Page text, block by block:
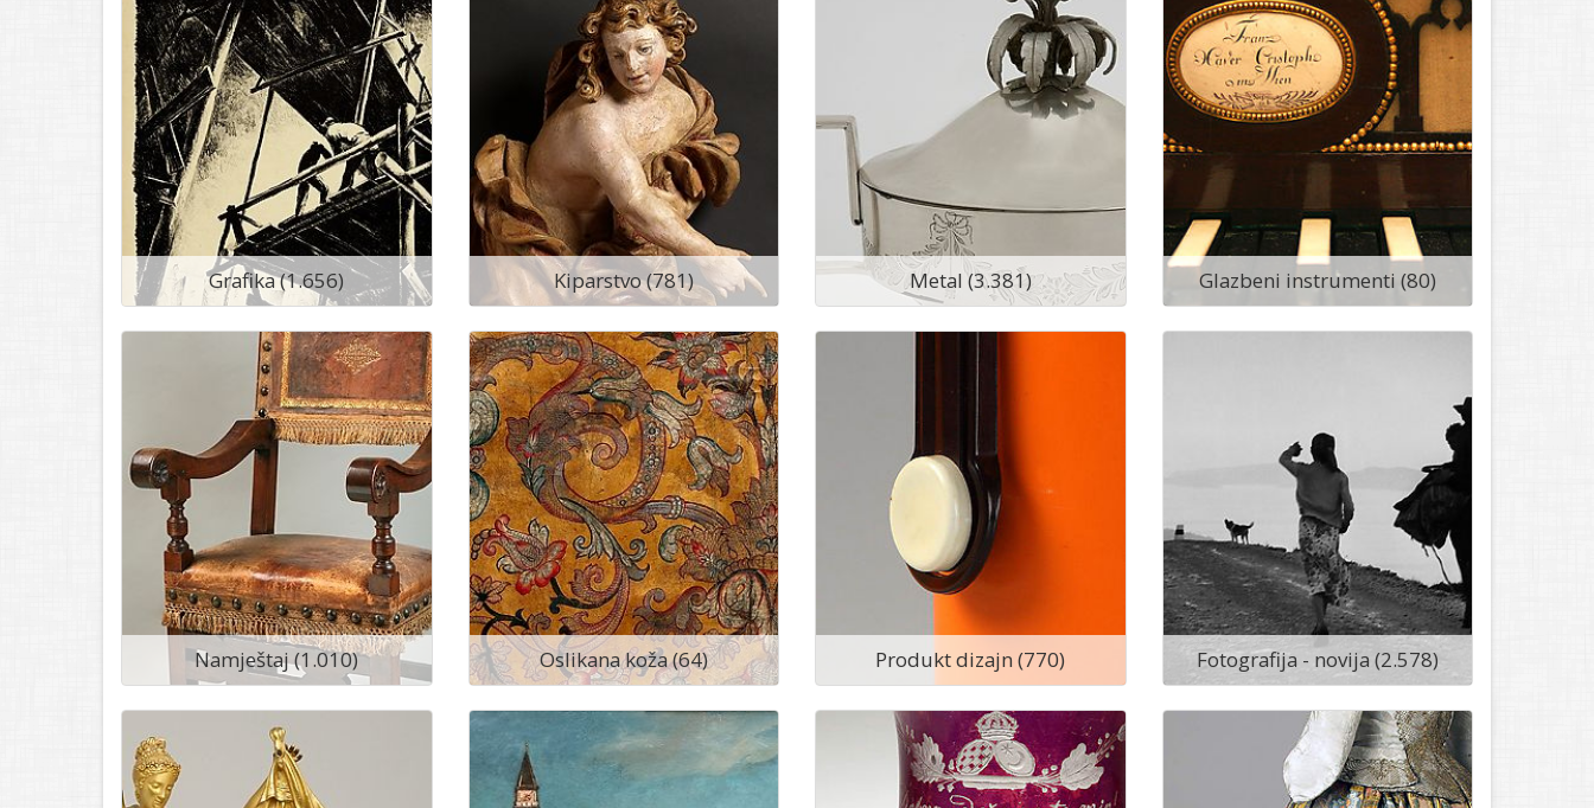
Grafika (1.656) Kiparstvo (781) Metal (3.381) Glazbeni instrumenti (80)
Namještaj (1.010) Oslikana koža (64) Produkt dizajn (770) Fotografija - novija (2.578)